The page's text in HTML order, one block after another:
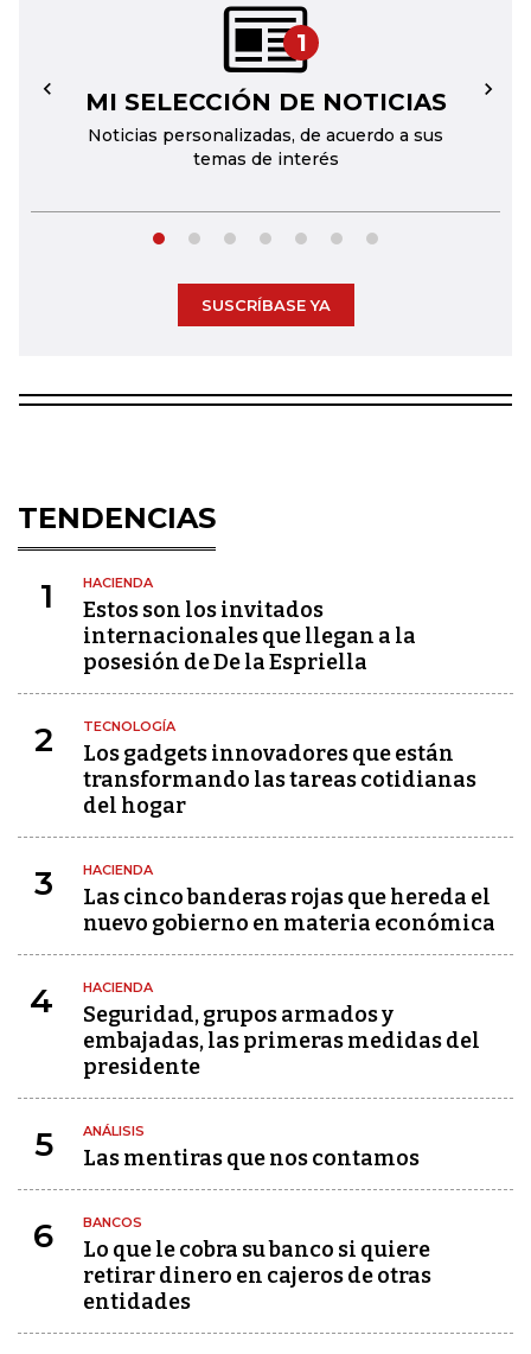
1
MI SELECCIÓN DE NOTICIAS
Noticias personalizadas, de acuerdo a sus
temas de interés
← →
SUSCRÍBASE YA
TENDENCIAS
1 HACIENDA
Estos son los invitados
internacionales que llegan a la
posesión de De la Espriella
2 TECNOLOGÍA
Los gadgets innovadores que están
transformando las tareas cotidianas
del hogar
3 HACIENDA
Las cinco banderas rojas que hereda el
nuevo gobierno en materia económica
4 HACIENDA
Seguridad, grupos armados y
embajadas, las primeras medidas del
presidente
5 ANÁLISIS
Las mentiras que nos contamos
6 BANCOS
Lo que le cobra su banco si quiere
retirar dinero en cajeros de otras
entidades